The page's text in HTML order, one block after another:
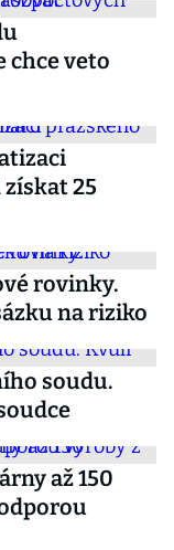
chce veto
25
rovinky.
na riziko
soudu.
až 150